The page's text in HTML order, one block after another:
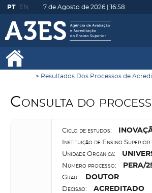
PT EN 7 de Agosto de 2026 | 16:58
Resultados Dos Processos de
Consulta do
Ciclo de estudos:
Instituição de Ensino Superior:
Unidade Orgânica: U
Número processo: P ERA/
Grau: DOUTOR
Decisão: ACREDITADO